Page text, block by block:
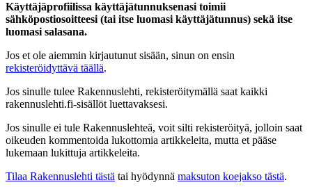
Käyttäjäprofiilissa käyttäjätunnuksenasi toimii
sähköpostiosoitteesi (tai itse luomasi käyttäjätunnus) sekä itse
luomasi salasana.
Jos et ole aiemmin kirjautunut sisään, sinun on ensin
rekisteröidyttävä täällä.
Jos sinulle tulee Rakennuslehti, rekisteröitymällä saat kaikki
rakennuslehti.fi-sisällöt luettavaksesi.
Jos sinulle ei tule Rakennuslehteä, voit silti rekisteröityä, jolloin saat
oikeuden kommentoida lukottomia artikkeleita, mutta et pääse
lukemaan lukittuja artikkeleita.
Tilaa Rakennuslehti tästä tai hyödynnä maksuton koejakso tästä.